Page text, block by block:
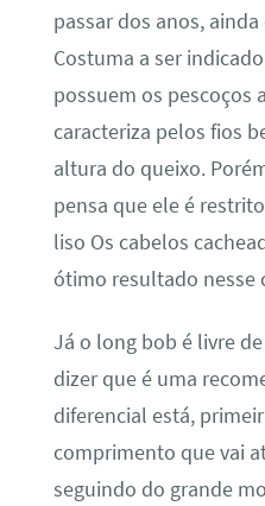
passar dos anos,
Costuma a ser
possuem os pescoços
caracteriza pelos fios
altura do queixo.
pensa que ele é
liso Os cabelos
ótimo resultado nesse
Já o long bob é livre
dizer que é uma
diferencial está,
comprimento que vai
seguindo do grande